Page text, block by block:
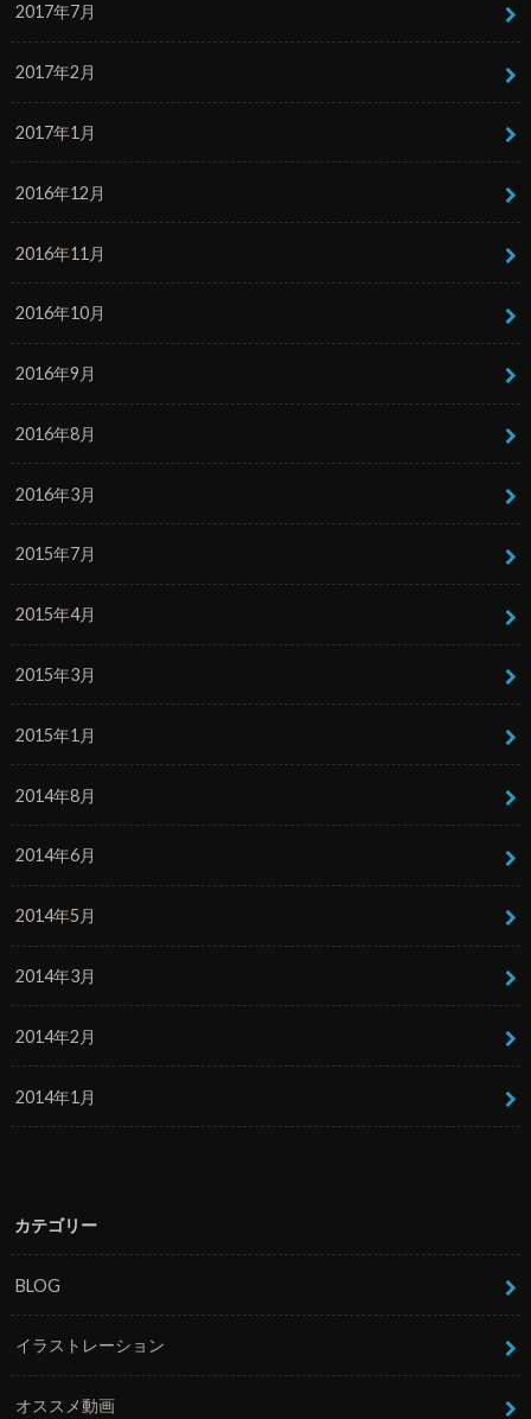
2017年7月
2017年2月
2017年1月
2016年12月
2016年11月
2016年10月
2016年9月
2016年8月
2016年3月
2015年7月
2015年4月
2015年3月
2015年1月
2014年8月
2014年6月
2014年5月
2014年3月
2014年2月
2014年1月
カテゴリー
BLOG
イラストレーション
オススメ動画